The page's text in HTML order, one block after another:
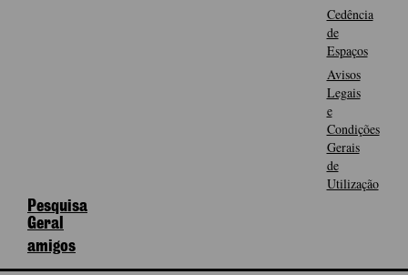
Cedência
de
Espaços
Avisos
Legais
e
Condições
Gerais
de
Utilização
Pesquisa
Geral
amigos